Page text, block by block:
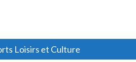
Loisirs et Culture